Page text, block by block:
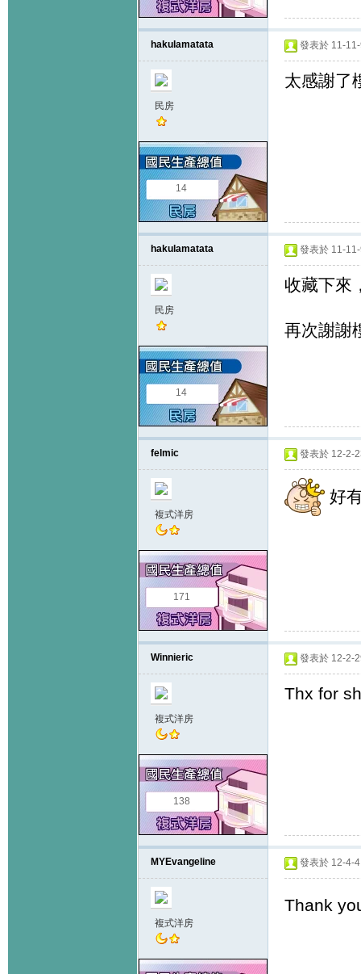
hakulamatata
民房
14
發表於 11-
太感謝了
hakulamatata
民房
14
發表於 11-
收藏下來
再次謝謝
felmic
複式洋房
171
發表於 12-2-
好
Winnieric
複式洋房
138
發表於 12-2-
Thx for
MYEvangeline
複式洋房
發表於 12-4-
Thank